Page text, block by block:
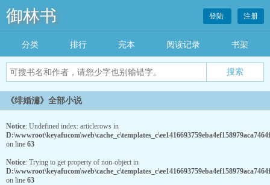
御林书 登陆 注册
分类 排行 完本 阅读记录 书架
《绯婚潚》全部小说
Notice: Undefined index: articlerows in
on line 63
Notice: Trying to get property of non-object in
on line 63